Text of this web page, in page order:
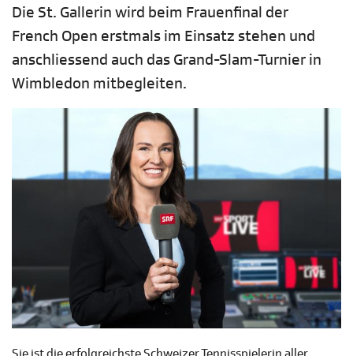
Die St. Gallerin wird beim Frauenfinal der
French Open erstmals im Einsatz stehen und
anschliessend auch das Grand-Slam-Turnier in
Wimbledon mitbegleiten.